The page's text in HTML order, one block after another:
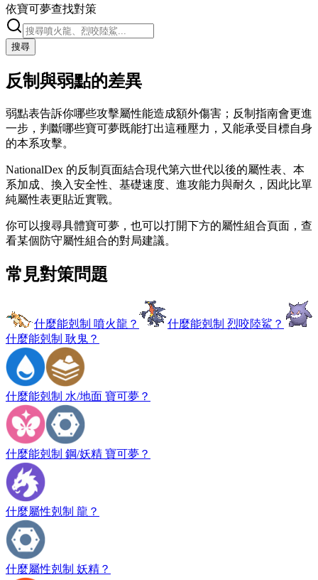
依寶可夢查找對策
搜尋
反制與弱點的差異
弱點表告訴你哪些攻擊屬性能造成額外傷害；反制指南會更進
一步，判斷哪些寶可夢既能打出這種壓力，又能承受目標自身
的本系攻擊。
NationalDex 的反制頁面結合現代第六世代以後的屬性表、本
系加成、換入安全性、基礎速度、進攻能力與耐久，因此比單
純屬性表更貼近實戰。
你可以搜尋具體寶可夢，也可以打開下方的屬性組合頁面，查
看某個防守屬性組合的對局建議。
常見對策問題
什麼能剋制 噴火龍？
什麼能剋制 烈咬陸鯊？
什麼能剋制 耿鬼？
什麼能剋制 水/地面 寶可夢？
什麼能剋制 鋼/妖精 寶可夢？
什麼屬性剋制 龍？
什麼屬性剋制 妖精？